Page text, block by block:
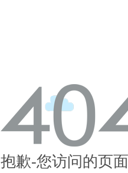
抱歉-您访问的页